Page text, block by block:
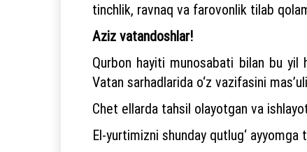
tinchlik, ravnaq va farovonlik tilab
Aziz vatandoshlar!
Qurbon hayiti munosabati bilan bu
Vatan sarhadlarida o‘z vazifasini
Chet ellarda tahsil olayotgan va
El-yurtimizni shunday qutlug‘